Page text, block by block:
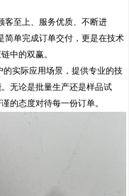
客至上、服务优质、不断进
简单完成订单交付，更是在技术
中的双赢。
的实际应用场景，提供专业的技
无论是批量生产还是样品试
的态度对待每一份订单。